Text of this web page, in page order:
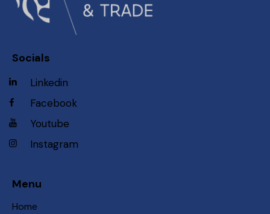
Socials
Linkedin
Facebook
Youtube
Instagram
Menu
Home